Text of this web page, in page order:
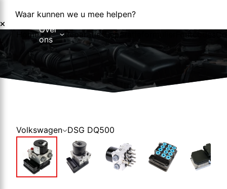
Waar kunnen we u mee helpen?
HomeOver
ons
Over ons
Nieuws
Reparaties Reparatieformulier Foutcodes
Volkswagen DSG DQ500